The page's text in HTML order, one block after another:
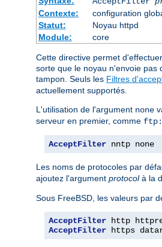
Contexte:
configuration
Statut:
Noyau httpd
Module:
core
Cette directive permet
sorte que le noyau n'envoie pas
tampon. Seuls les Filtres
actuellement supportés.
L'utilisation de l'argument none
serveur en premier, comme ftp:
AcceptFilter nntp none
Les noms de protocoles par
ajoutez l'argument protocolà la
Sous FreeBSD, les valeurs par
AcceptFilter
AcceptFilter https